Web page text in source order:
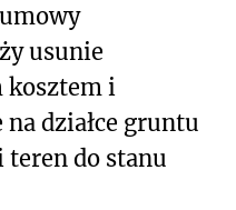
usunie
kosztem i
działce gruntu
do stanu